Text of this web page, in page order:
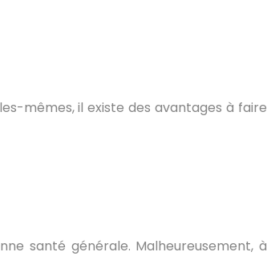
mêmes, il existe des avantages à faire
santé générale. Malheureusement, à